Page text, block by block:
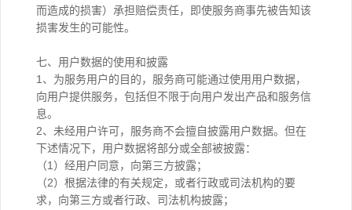
而造成的损害）承担赔偿责任，即使服务商事先被告知该
损害发生的可能性。
七、用户数据的使用和披露
1、为服务用户的目的，服务商可能通过使用用户数据，
向用户提供服务，包括但不限于向用户发出产品和服务信
息。
2、未经用户许可，服务商不会擅自披露用户数据。但在
下述情况下，用户数据将部分或全部被披露：
（1）经用户同意，向第三方披露；
（2）根据法律的有关规定，或者行政或司法机构的要
求，向第三方或者行政、司法机构披露；